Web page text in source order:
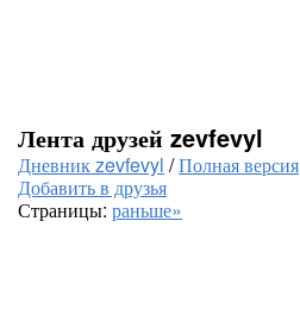
Лента друзей zevfevyl
Дневник zevfevyl /Полная версия
Добавить в друзья
Страницы: раньше»